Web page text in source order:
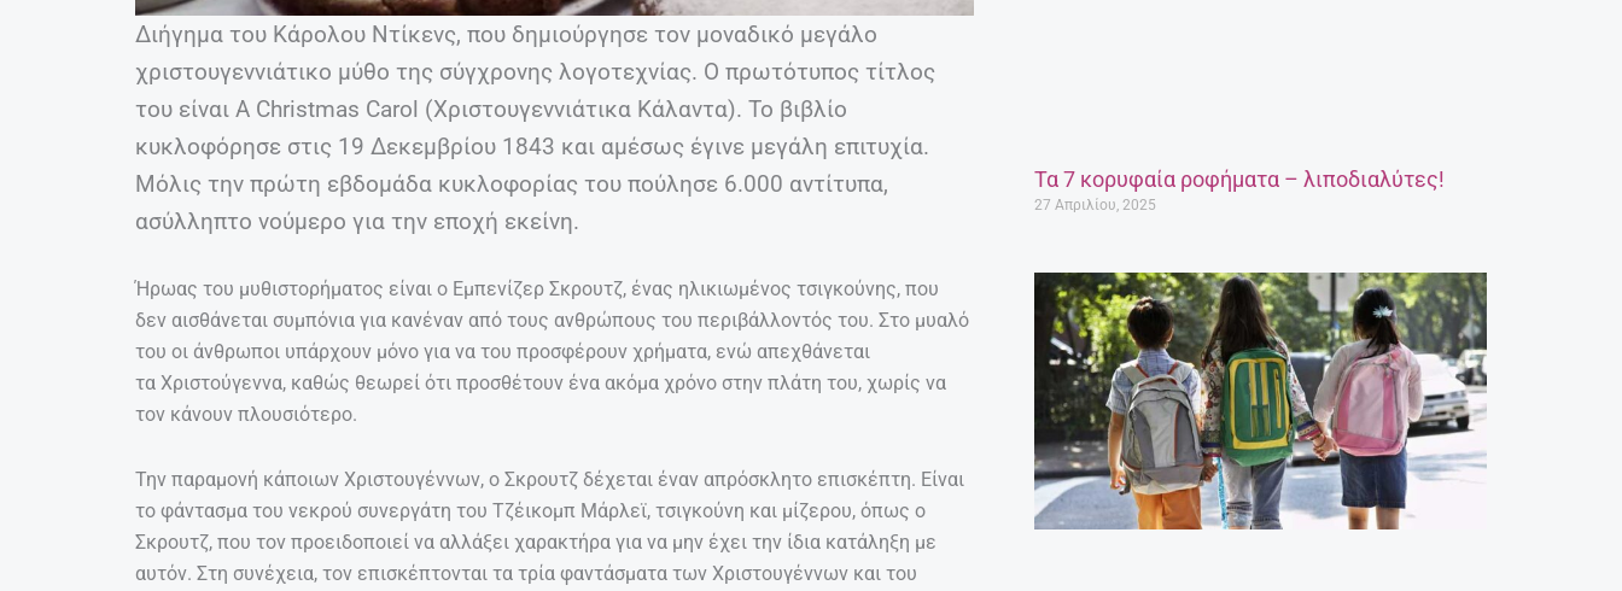
Διήγημα του Κάρολου Ντίκενς, που δημιούργησε τον μοναδικό μεγάλο
χριστουγεννιάτικο μύθο της σύγχρονης λογοτεχνίας. Ο πρωτότυπος τίτλος
του είναι A Christmas Carol (Χριστουγεννιάτικα Κάλαντα). Το βιβλίο
κυκλοφόρησε στις 19 Δεκεμβρίου 1843 και αμέσως έγινε μεγάλη επιτυχία.
Μόλις την πρώτη εβδομάδα κυκλοφορίας του πούλησε 6.000 αντίτυπα,
ασύλληπτο νούμερο για την εποχή εκείνη.
Ήρωας του μυθιστορήματος είναι ο Εμπενίζερ Σκρουτζ, ένας ηλικιωμένος τσιγκούνης, που
δεν αισθάνεται συμπόνια για κανέναν από τους ανθρώπους του περιβάλλοντός του. Στο μυαλό
του οι άνθρωποι υπάρχουν μόνο για να του προσφέρουν χρήματα, ενώ απεχθάνεται
τα Χριστούγεννα, καθώς θεωρεί ότι προσθέτουν ένα ακόμα χρόνο στην πλάτη του, χωρίς να
τον κάνουν πλουσιότερο.
Την παραμονή κάποιων Χριστουγέννων, ο Σκρουτζ δέχεται έναν απρόσκλητο επισκέπτη. Είναι
το φάντασμα του νεκρού συνεργάτη του Τζέικομπ Μάρλεϊ, τσιγκούνη και μίζερου, όπως ο
Σκρουτζ, που τον προειδοποιεί να αλλάξει χαρακτήρα για να μην έχει την ίδια κατάληξη με
αυτόν. Στη συνέχεια, τον επισκέπτονται τα τρία φαντάσματα των Χριστουγέννων και του
Τα 7 κορυφαία ροφήματα – λιποδιαλύτες!
27 Απριλίου, 2025